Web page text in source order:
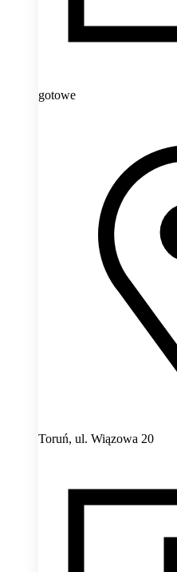
gotowe
Toruń, ul. Wiązowa 20